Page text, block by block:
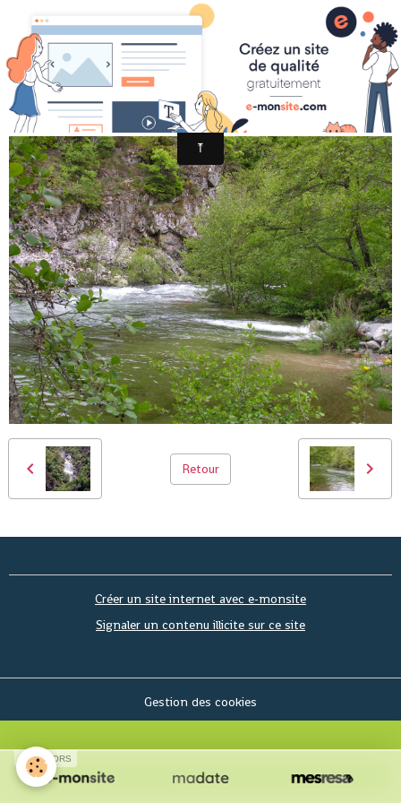
PICT0012
Retour
Créer un site internet avec e-monsite
Signaler un contenu illicite sur ce site
Gestion des cookies
SPONSORS